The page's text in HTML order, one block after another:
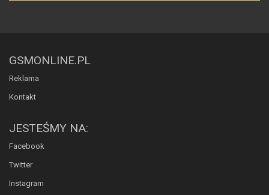
GSMONLINE.PL
Reklama
Kontakt
JESTEŚMY NA:
Facebook
Twitter
Instagram